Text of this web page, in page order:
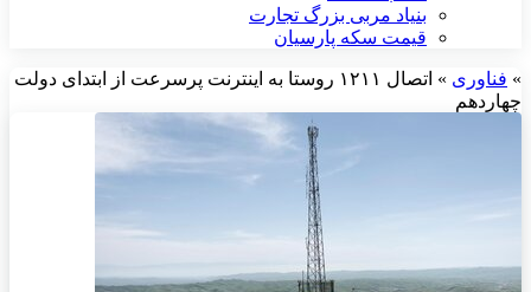
بنیاد مربی بزرگ تجارت
قیمت سکه پارسیان
» فناوری »
اتصال ۱۲۱۱ روستا به اینترنت پرسرعت از ابتدای دولت
چهاردهم